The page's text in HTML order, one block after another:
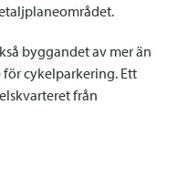
byggandet av mer än
cykelparkering. Ett
från